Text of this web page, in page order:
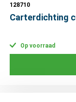
128710
Carterdichting
Op voorraad